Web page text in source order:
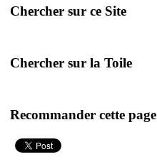
Chercher sur ce Site
Chercher sur la Toile
Recommander cette page